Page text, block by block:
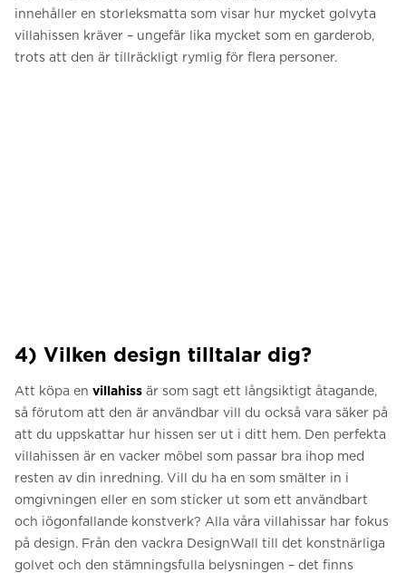
innehåller en storleksmatta som visar hur mycket golvyta
villahissen kräver – ungefär lika mycket som en garderob,
trots att den är tillräckligt rymlig för flera personer.
4) Vilken design tilltalar dig?
Att köpa en villahiss är som sagt ett långsiktigt åtagande,
så förutom att den är användbar vill du också vara säker på
att du uppskattar hur hissen ser ut i ditt hem. Den perfekta
villahissen är en vacker möbel som passar bra ihop med
resten av din inredning. Vill du ha en som smälter in i
omgivningen eller en som sticker ut som ett användbart
och iögonfallande konstverk? Alla våra villahissar har fokus
på design. Från den vackra DesignWall till det konstnärliga
golvet och den stämningsfulla belysningen – det finns